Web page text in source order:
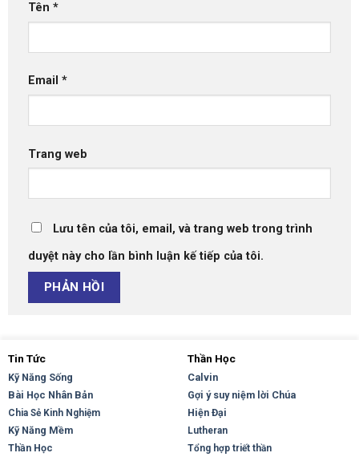
Tên *
Email *
Trang web
Lưu tên của tôi, email, và trang web trong trình
duyệt này cho lần bình luận kế tiếp của tôi.
Tin Tức
Kỹ Năng Sống
Bài Học Nhân Bản
Chia Sẻ Kinh Nghiệm
Kỹ Năng Mềm
Thần Học
Thần Học
Calvin
Gợi ý suy niệm lời Chúa
Hiện Đại
Lutheran
Tổng hợp triết thần